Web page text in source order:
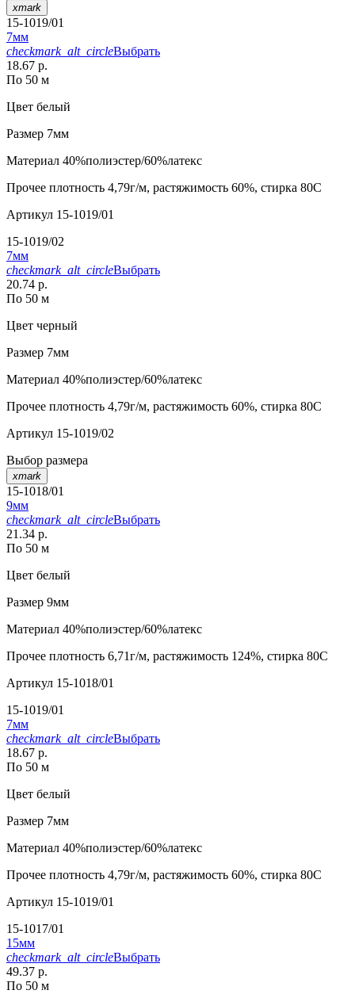
xmark
15-1019/01
7мм
checkmark_alt_circleВыбрать
18.67 р.
По 50 м
Цвет белый
Размер 7мм
Материал 40%полиэстер/60%латекс
Прочее плотность 4,79г/м, растяжимость 60%, стирка 80С
Артикул 15-1019/01
15-1019/02
7мм
checkmark_alt_circleВыбрать
20.74 р.
По 50 м
Цвет черный
Размер 7мм
Материал 40%полиэстер/60%латекс
Прочее плотность 4,79г/м, растяжимость 60%, стирка 80С
Артикул 15-1019/02
Выбор размера
xmark
15-1018/01
9мм
checkmark_alt_circleВыбрать
21.34 р.
По 50 м
Цвет белый
Размер 9мм
Материал 40%полиэстер/60%латекс
Прочее плотность 6,71г/м, растяжимость 124%, стирка 80С
Артикул 15-1018/01
15-1019/01
7мм
checkmark_alt_circleВыбрать
18.67 р.
По 50 м
Цвет белый
Размер 7мм
Материал 40%полиэстер/60%латекс
Прочее плотность 4,79г/м, растяжимость 60%, стирка 80С
Артикул 15-1019/01
15-1017/01
15мм
checkmark_alt_circleВыбрать
49.37 р.
По 50 м